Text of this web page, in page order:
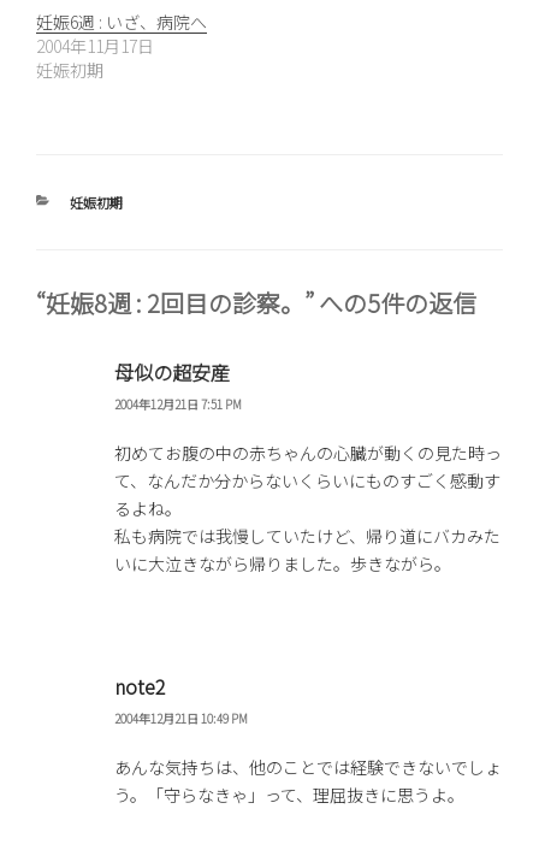
妊娠6週 : いざ、病院へ
2004年11月17日
妊娠初期
カ
ー
妊娠初期
“妊娠8週 : 2回目の診察。” への5件の返信
母似の超安産
2004年12月21日 7:51 PM
初めてお腹の中の赤ちゃんの心臓が動くの見た時っ
て、なんだか分からないくらいにものすごく感動す
るよね。
私も病院では我慢していたけど、帰り道にバカみた
いに大泣きながら帰りました。歩きながら。
note2
2004年12月21日 10:49 PM
あんな気持ちは、他のことでは経験できないでしょ
う。「守らなきゃ」って、理屈抜きに思うよ。